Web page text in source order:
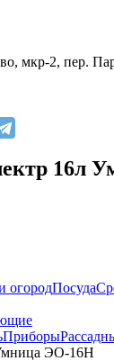
мкр-2, пер.
16л
огородПосуда
Приборы
ЭО-16Н